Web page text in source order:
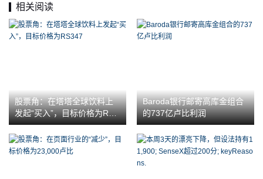
相关阅读
股票角：在塔塔全球饮料上
发起“买入”，目标价格为RS3
47
Baroda银行邮寄高库金组合
的737亿卢比利润